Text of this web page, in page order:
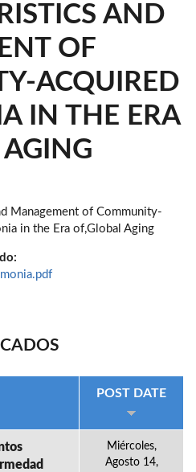
AND
OF
ACQUIRED
IN THE ERA
Management of Community-
in the Era of,Global Aging
POST DATE
Miércoles,
Agosto 14,